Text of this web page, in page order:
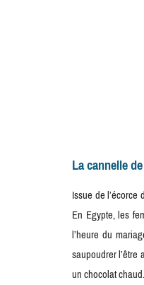
La cannelle
Issue de
En Egypte, les
l’heure du
saupoudrer
un chocolat chaud.